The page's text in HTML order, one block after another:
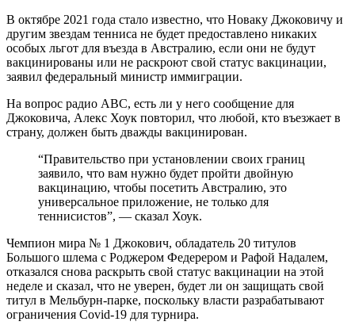
В октябре 2021 года стало известно, что Новаку Джоковичу и
другим звездам тенниса не будет предоставлено никаких
особых льгот для въезда в Австралию, если они не будут
вакцинированы или не раскроют свой статус вакцинации,
заявил федеральный министр иммиграции.
На вопрос радио ABС, есть ли у него сообщение для
Джоковича, Алекс Хоук повторил, что любой, кто въезжает в
страну, должен быть дважды вакцинирован.
“Правительство при установлении своих границ
заявило, что вам нужно будет пройти двойную
вакцинацию, чтобы посетить Австралию, это
универсальное приложение, не только для
теннисистов”, — сказал Хоук.
Чемпион мира № 1 Джокович, обладатель 20 титулов
Большого шлема с Роджером Федерером и Рафой Надалем,
отказался снова раскрыть свой статус вакцинации на этой
неделе и сказал, что не уверен, будет ли он защищать свой
титул в Мельбурн-парке, поскольку власти разрабатывают
ограничения Covid-19 для турнира.